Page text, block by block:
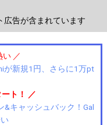
広告が含まれています
い ／
が新規1円、さらに1万pt
ト！ ／
キャッシュバック！Gal